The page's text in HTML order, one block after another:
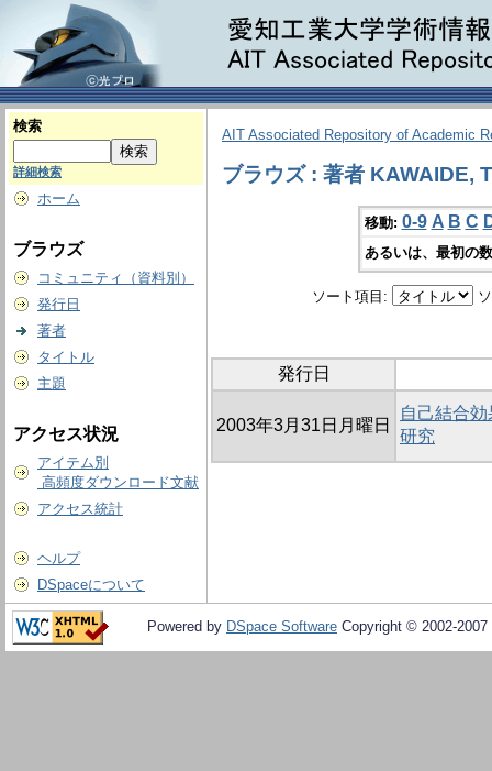
検索
詳細検索
ホーム
ブラウズ
コミュニティ（資料別）
発行日
著者
タイトル
主題
アクセス状況
アイテム別
高頻度ダウンロード文献
アクセス統計
ヘルプ
DSpaceについて
AIT Associated Repository of Academic
ブラウズ : 著者 KAWAIDE,
移動: 0-9 A B C
あるいは、最初の
ソート項目:
発行日
2003年3月31日月曜日
自己結合
研究
Powered by DSpace Software Copyright © 2002-2007